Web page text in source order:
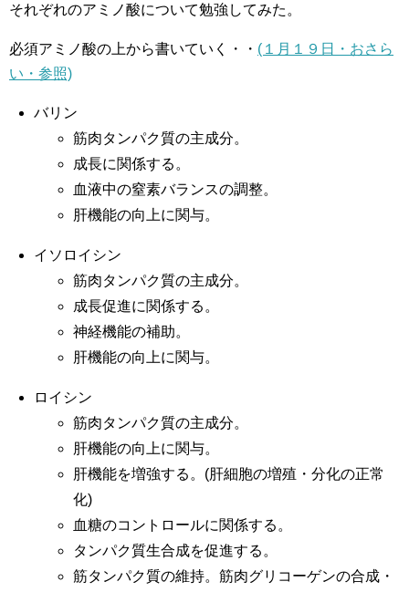
それぞれのアミノ酸について勉強してみた。
必須アミノ酸の上から書いていく・・ (１月１９日・おさら
い・参照)
バリン
筋肉タンパク質の主成分。
成長に関係する。
血液中の窒素バランスの調整。
肝機能の向上に関与。
イソロイシン
筋肉タンパク質の主成分。
成長促進に関係する。
神経機能の補助。
肝機能の向上に関与。
ロイシン
筋肉タンパク質の主成分。
肝機能の向上に関与。
肝機能を増強する。(肝細胞の増殖・分化の正常
化)
血糖のコントロールに関係する。
タンパク質生合成を促進する。
筋タンパク質の維持。筋肉グリコーゲンの合成・